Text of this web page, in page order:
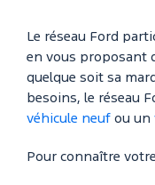
Le réseau Ford
en vous proposant
quelque soit sa
besoins, le réseau
véhicule neuf ou un
Pour connaître